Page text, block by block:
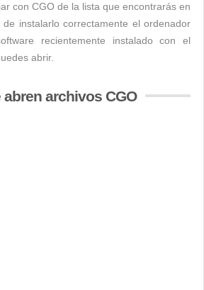
con CGO de la lista que encontrarás en
instalarlo correctamente el ordenador
recientemente instalado con el
abrir.
archivos CGO